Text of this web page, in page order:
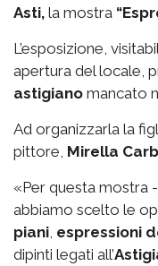
Asti, la mostra
L’esposizione,
apertura del locale,
astigiano mancato
Ad organizzarla la
pittore, Mirella
«Per questa mostra
abbiamo scelto le
piani espressioni
dipinti legati all’